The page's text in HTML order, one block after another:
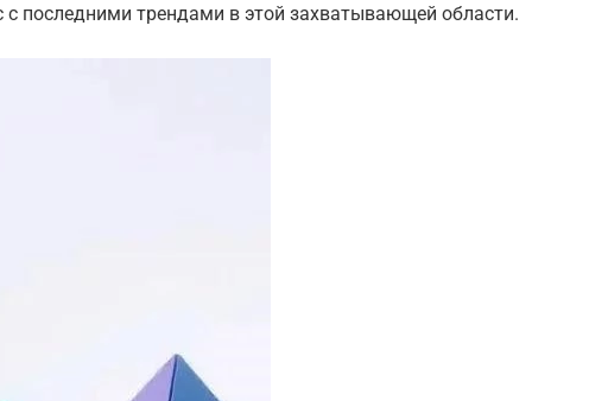
последними трендами в этой захватывающей области.